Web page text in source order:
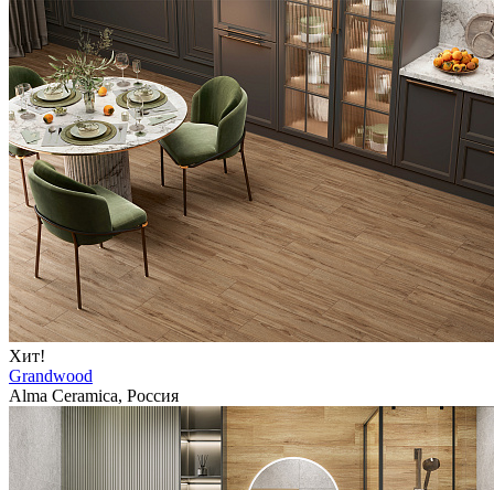
Хит!
Grandwood
Alma Ceramica, Россия